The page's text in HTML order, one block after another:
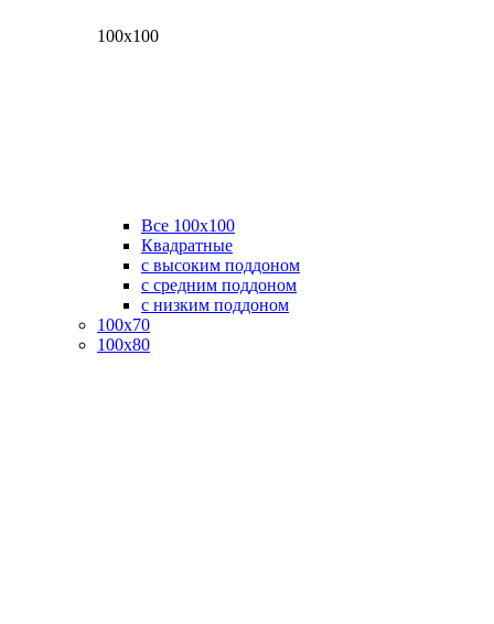
100х100
Все 100х100
Квадратные
с высоким поддоном
с средним поддоном
с низким поддоном
100х70
100х80